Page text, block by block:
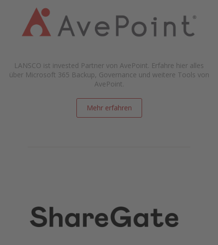
LANSCO ist invested Partner von AvePoint. Erfahre hier alles
über Microsoft 365 Backup, Governance und weitere Tools von
AvePoint.
Mehr erfahren